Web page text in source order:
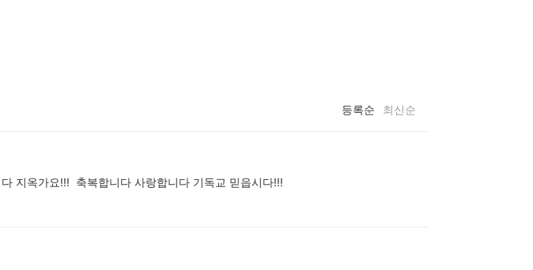
등록순 최신순
지옥가요!!! 축복합니다 사랑합니다 기독교 믿읍시다!!!